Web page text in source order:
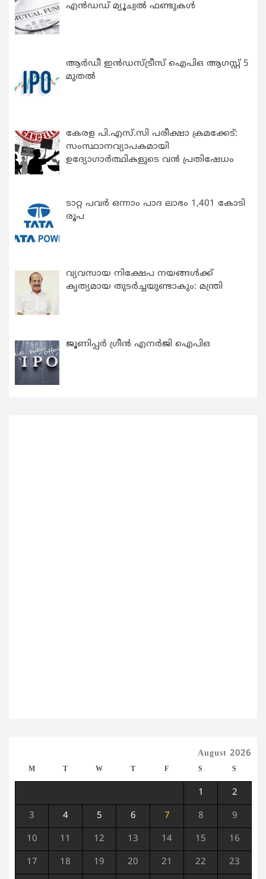
എന്‍ഡഡ് മ്യൂച്വല്‍ ഫണ്ടുകള്‍
ആർഡീ ഇൻഡസ്ട്രീസ് ഐപിഒ ആഗസ്റ്റ് 5
മുതൽ
കേരള പി.എസ്.സി പരീക്ഷാ ക്രമക്കേട്:
സംസ്ഥാനവ്യാപകമായി
ഉദ്യോഗാര്‍ത്ഥികളുടെ വന്‍ പ്രതിഷേധം
ടാറ്റ പവർ ഒന്നാം പാദ ലാഭം 1,401 കോടി
രൂപ
വ്യവസായ നിക്ഷേപ നയങ്ങള്‍ക്ക്
കൃത്യമായ തുടര്‍ച്ചയുണ്ടാകും: മന്ത്രി
ജൂണിപ്പർ ഗ്രീൻ എനർജി ഐപിഒ
August 2026
M T W T F S S
1 2
3 4 5 6 7 8 9
10 11 12 13 14 15 16
17 18 19 20 21 22 23